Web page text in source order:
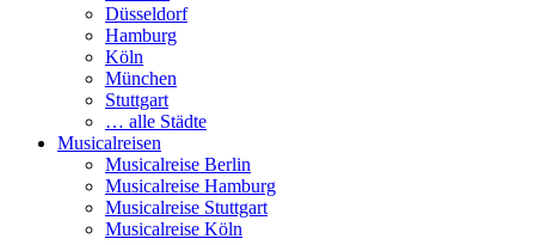
Düsseldorf
Hamburg
Köln
München
Stuttgart
… alle Städte
Musicalreisen
Musicalreise Berlin
Musicalreise Hamburg
Musicalreise Stuttgart
Musicalreise Köln